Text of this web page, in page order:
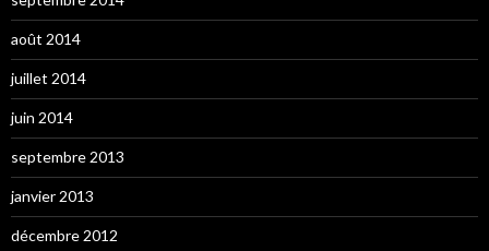
août 2014
juillet 2014
juin 2014
septembre 2013
janvier 2013
décembre 2012